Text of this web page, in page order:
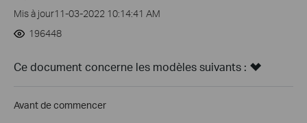
Mis à jour11-03-2022 10:14:41 AM
196448
Ce document concerne les modèles suivants :
Avant de commencer